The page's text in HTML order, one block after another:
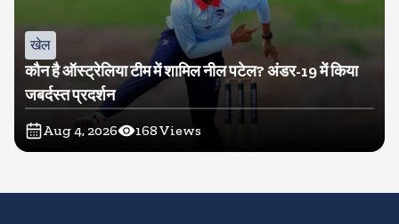
खेल
कौन है ऑस्ट्रेलिया टीम में शामिल नील पटेल? अंडर-19 में किया
जबर्दस्त प्रदर्शन
Aug 4, 2026 168Views